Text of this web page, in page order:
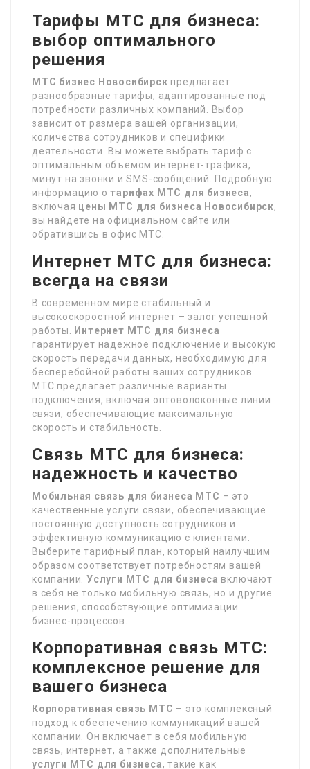
Тарифы МТС для бизнеса:
выбор оптимального
решения
МТС бизнес Новосибирск предлагает
разнообразные тарифы, адаптированные под
потребности различных компаний. Выбор
зависит от размера вашей организации,
количества сотрудников и специфики
деятельности. Вы можете выбрать тариф с
оптимальным объемом интернет-трафика,
минут на звонки и SMS-сообщений. Подробную
информацию отарифах МТС для бизнеса,
включая цены МТС для бизнеса Новосибирск,
вы найдете на официальном сайте или
обратившись в офис МТС.
Интернет МТС для бизнеса:
всегда на связи
В современном мире стабильный и
высокоскоростной интернет – залог успешной
работы.
Интернет МТС для бизнеса
гарантирует надежное подключение и высокую
скорость передачи данных, необходимую для
бесперебойной работы ваших сотрудников.
МТС предлагает различные варианты
подключения, включая оптоволоконные линии
связи, обеспечивающие максимальную
скорость и стабильность.
Связь МТС для бизнеса:
надежность и качество
Мобильная связь для бизнеса МТС – это
качественные услуги связи, обеспечивающие
постоянную доступность сотрудников и
эффективную коммуникацию с клиентами.
Выберите тарифный план, который наилучшим
образом соответствует потребностям вашей
компании. Услуги МТС для бизнеса включают
в себя не только мобильную связь, но и другие
решения, способствующие оптимизации
бизнес-процессов.
Корпоративная связь МТС:
комплексное решение для
вашего бизнеса
Корпоративная связь МТС – это комплексный
подход к обеспечению коммуникаций вашей
компании. Он включает в себя мобильную
связь, интернет, а также дополнительные
услуги МТС для бизнеса, такие как